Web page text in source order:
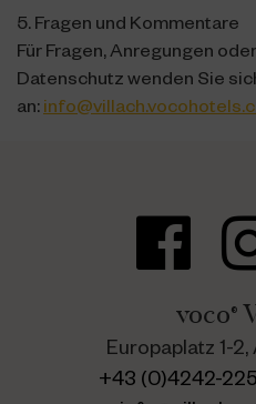
5. Fragen und Kommentare
Für Fragen, Anregungen
Datenschutz wenden Sie
an:
voco®
Europaplatz 1-
+43 (0)4242-